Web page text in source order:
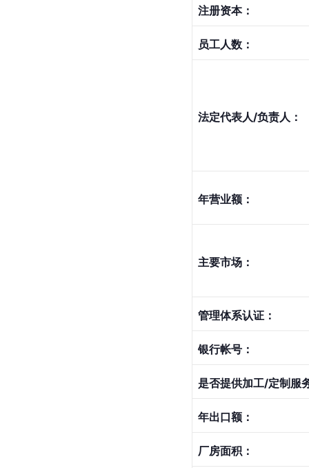
注册资本：
员工人数：
法定代表人/负责人：
年营业额：
主要市场：
管理体系认证：
银行帐号：
是否提供加工/定制服
年出口额：
厂房面积：